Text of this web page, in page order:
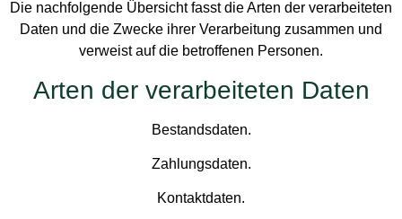
Die nachfolgende Übersicht fasst die Arten der verarbeiteten
Daten und die Zwecke ihrer Verarbeitung zusammen und
verweist auf die betroffenen Personen.
Arten der verarbeiteten Daten
Bestandsdaten.
Zahlungsdaten.
Kontaktdaten.